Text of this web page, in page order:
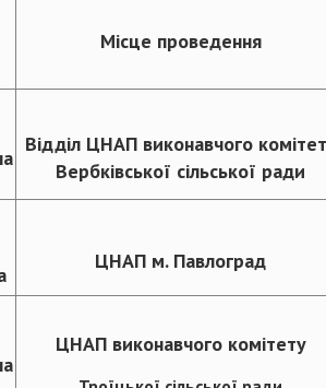
Місце проведення
Відділ ЦНАП виконавчого
Вербківської сільської ради
ЦНАП м. Павлоград
ЦНАП виконавчого комітету